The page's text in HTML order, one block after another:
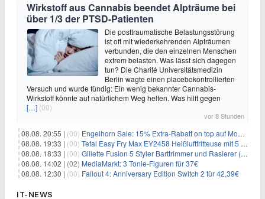
Wirkstoff aus Cannabis beendet Alpträume bei
über 1/3 der PTSD-Patienten
Die posttraumatische Belastungsstörung
ist oft mit wiederkehrenden Alpträumen
verbunden, die den einzelnen Menschen
extrem belasten. Was lässt sich dagegen
tun? Die Charité Universitätsmedizin
Berlin wagte einen placebokontrollierten
Versuch und wurde fündig: Ein wenig bekannter Cannabis-
Wirkstoff könnte auf natürlichem Weg helfen. Was hilft gegen
[…] (00)
vor 8 Stunden
08.08. 20:55 | (00) Engelhorn Sale: 15% Extra-Rabatt on top auf Mode- und Sport-Artikel
08.08. 19:33 | (00) Tefal Easy Fry Max EY2458 Heißluftfritteuse mit 5 Litern für 64,99€
08.08. 18:33 | (00) Gillette Fusion 5 Styler Barttrimmer und Rasierer (All in One) für 16€
08.08. 14:02 | (02) MediaMarkt: 3 Tonie-Figuren für 37€
08.08. 12:30 | (00) Fallout 4: Anniversary Edition Switch 2 für 42,39€
IT-NEWS